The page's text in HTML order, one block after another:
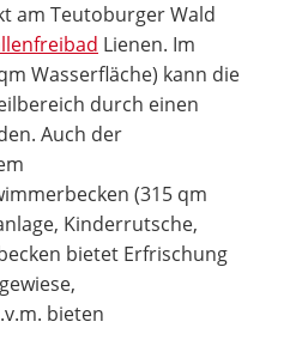
am Teutoburger Wald
Lienen. Im
Wasserfläche) kann die
durch einen
Auch der
(315 qm
Kinderrutsche,
bietet Erfrischung
bieten